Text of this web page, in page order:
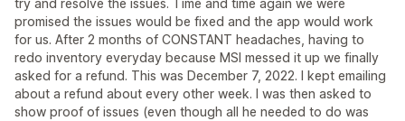
try and resolve the issues. Time and time again we were
promised the issues would be fixed and the app would work
for us. After 2 months of CONSTANT headaches, having to
redo inventory everyday because MSI messed it up we finally
asked for a refund. This was December 7, 2022. I kept emailing
about a refund about every other week. I was then asked to
show proof of issues (even though all he needed to do was